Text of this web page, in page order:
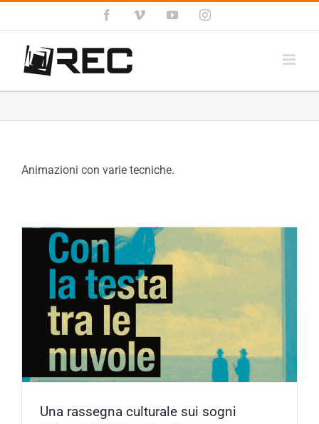
al
contenuto
FacebookVimeo YouTubeInstagram
Animazioni con varie tecniche.
Una rassegna culturale sui sogni